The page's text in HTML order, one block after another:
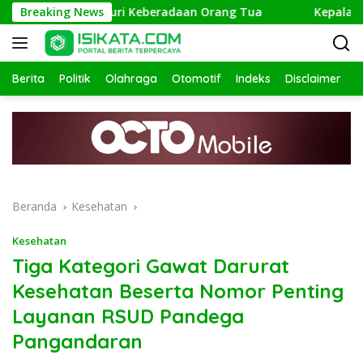
Langsung
ke
konten
Breaking News
Polisi Telusuri Keberadaan Orang Tua Kepala
Berita Politik Olahraga Otomotif Indeks Disclaimer
Beranda Kesehatan
Kesehatan
Tiga Kategori Gawat Darurat
Kesehatan Beserta Nomor Penting
Layanan RSUD Pandega
Pangandaran